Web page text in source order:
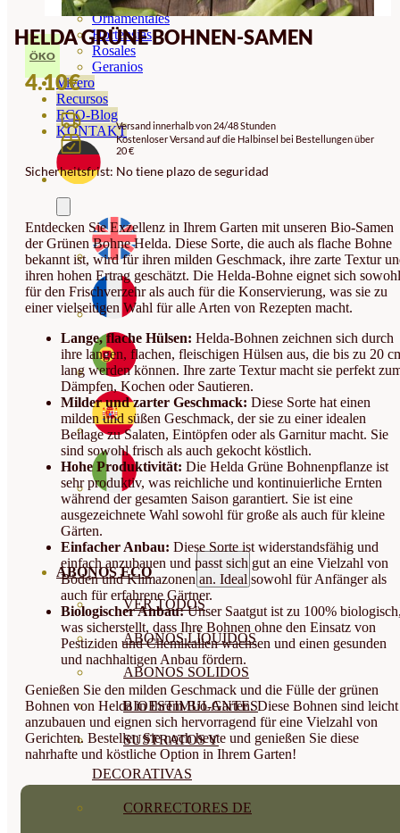
Ornamentales
Hortensias
Rosales
Geranios
Vivero
Recursos
ECO-Blog
KONTAKT
ABONOS ECO
VER TODOS
ABONOS LÍQUIDOS
ABONOS SOLIDOS
BIOESTIMULANTES
SUSTRATOS Y
DECORATIVAS
CORRECTORES DE
HELDA GRÜNE BOHNEN-SAMEN
ÖKO
4.10€
Versand innerhalb von 24/48 Stunden
Kostenloser Versand auf die Halbinsel bei Bestellungen über
20 €
Sicherheitsfrist: No tiene plazo de seguridad
Entdecken Sie Exzellenz in Ihrem Garten mit unseren Bio-Samen
der Grünen Bohne Helda. Diese Sorte, die auch als flache Bohne
bekannt ist, wird für ihren milden Geschmack, ihre zarte Textur
ihren hohen Ertrag geschätzt. Die Helda-Bohne eignet sich sowohl
für den Frischverzehr als auch für die Konservierung, was sie zu
einer vielseitigen Wahl für alle Arten von Rezepten macht.
Lange, flache Hülsen: Helda-Bohnen zeichnen sich durch
ihre langen, flachen, fleischigen Hülsen aus, die bis zu 20
lang werden können. Ihre zarte Textur macht sie perfekt
Dämpfen, Kochen oder Sautieren.
Milder und zarter Geschmack: Diese Sorte hat einen
milden und süßen Geschmack, der sie zu einer idealen
Beilage zu Salaten, Eintöpfen oder als Garnitur macht. Sie
sind sowohl frisch als auch gekocht köstlich.
Hohe Produktivität: Die Helda Grüne Bohnenpflanze ist
sehr produktiv, was reichliche und kontinuierliche Ernten
während der gesamten Saison garantiert. Sie ist eine
ausgezeichnete Wahl sowohl für große als auch für kleine
Gärten.
Einfacher Anbau: Diese Sorte ist widerstandsfähig und
einfach anzubauen und passt sich gut an eine Vielzahl von
Böden und Klimazonen an. Ideal sowohl für Anfänger als
auch für erfahrene Gärtner.
Biologischer Anbau:Unser Saatgut ist zu 100%
was sicherstellt, dass Ihre Bohnen ohne den Einsatz von
Pestiziden und Chemikalien wachsen und einen gesunden
und nachhaltigen Anbau fördern.
Genießen Sie den milden Geschmack und die Fülle der grünen
Bohnen von Helda in Ihrem Bio-Garten. Diese Bohnen sind leicht
anzubauen und eignen sich hervorragend für eine Vielzahl von
Gerichten. Bestellen Sie noch heute und genießen Sie diese
nahrhafte und köstliche Option in Ihrem Garten!